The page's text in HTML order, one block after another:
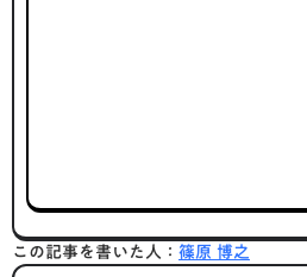
この記事を書いた人：篠原 博之